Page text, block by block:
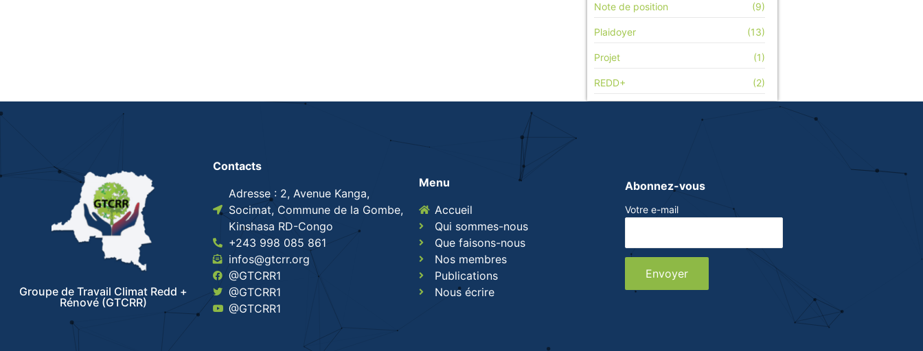
Note de position (9)
Plaidoyer (13)
Projet (1)
REDD+ (2)
Groupe de Travail Climat Redd +
Rénové (GTCRR)
Contacts
Adresse : 2, Avenue Kanga,
Socimat, Commune de la Gombe,
Kinshasa RD-Congo
+243 998 085 861
infos@gtcrr.org
@GTCRR1
@GTCRR1
@GTCRR1
Menu
Accueil
Qui sommes-nous
Que faisons-nous
Nos membres
Publications
Nous écrire
Abonnez-vous
Votre e-mail